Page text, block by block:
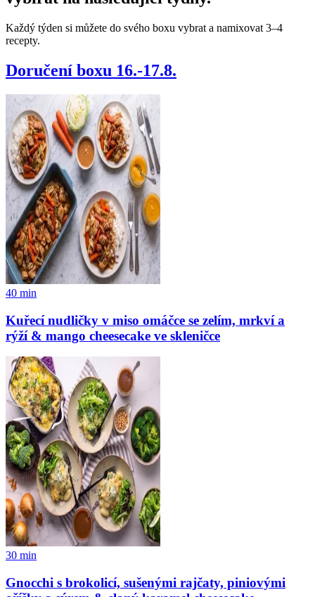
Každý týden si můžete do svého boxu vybrat a namixovat 3–4
recepty.
Doručení boxu 16.-17.8.
40 min
Kuřecí nudličky v miso omáčce se zelím, mrkví a
rýží & mango cheesecake ve skleničce
30 min
Gnocchi s brokolicí, sušenými rajčaty, piniovými